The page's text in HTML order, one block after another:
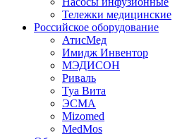
Тележки медицинские
Российское оборудование
АтисМед
Имидж Инвентор
МЭДИСОН
Риваль
Туа Вита
ЭСМА
Mizomed
MedMos